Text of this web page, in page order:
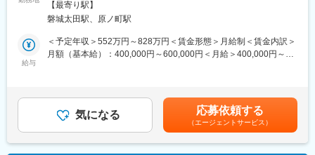
児休暇制度など、福利厚生も充実しています。
当社は日本初のmRNA医薬品の開発・製造を受託する機関
（CDMO）です。COVID-19を含む次世代mRNAワクチンの製造
変更の範囲：会社の定める業務
務全般を担っていただきます。
・技術移管、製造プロセスの改善・最適化（歩留まり向上、品質
安定化）
・新規設備導入
・中長期的な生産性向上に向けた施策立案
・治験薬対応
禁煙変更の範囲：会社の定める事業所
【最寄り駅】
磐城太田駅、原ノ町駅
給与
＜予定年収＞552万円～828万円＜賃金形態＞月給制＜賃金内訳＞
月額（基本給）：400,000円～600,000円＜月給＞400,000円～
ディション手当賃金はあくまでも目安の金額であり、選考を通じ
て上下する可能性があります。月給(月額)は固定手当を含めた表記
です。
気になる 応募依頼する
（エージェントサービス）